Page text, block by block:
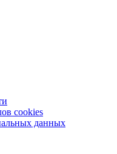
с
с удобной доставкой.
выдачи Copy.ru, а также
или курьером до двери.
курьерская доставка в
время и получить
cookies
данных